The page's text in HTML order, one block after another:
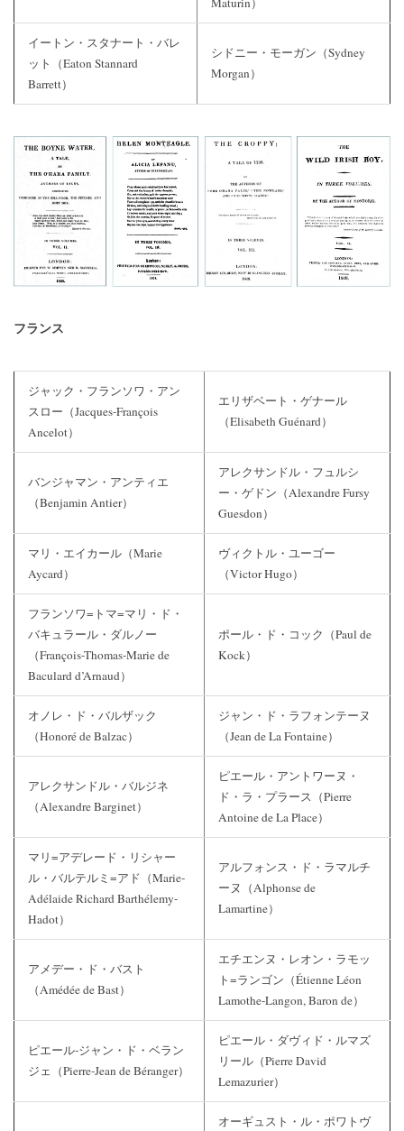
イートン・スタナート・バレ
ット（Eaton Stannard
Barrett）
シドニー・モーガン（Sydney
Morgan）
フランス
ジャック・フランソワ・アン
スロー（Jacques-François
Ancelot）
エリザベート・ゲナール
（Elisabeth Guénard）
バンジャマン・アンティエ
（Benjamin Antier）
アレクサンドル・フュルシ
ー・ゲドン（Alexandre Fursy
Guesdon）
マリ・エイカール（Marie
Aycard）
ヴィクトル・ユーゴー
（Victor Hugo）
フランソワ=トマ=マリ・ド・
バキュラール・ダルノー
（François-Thomas-Marie de
Baculard d’Arnaud）
ポール・ド・コック（Paul de
Kock）
オノレ・ド・バルザック
（Honoré de Balzac）
ジャン・ド・ラフォンテーヌ
（Jean de La Fontaine）
アレクサンドル・バルジネ
（Alexandre Barginet）
ピエール・アントワーヌ・
ド・ラ・プラース（Pierre
Antoine de La Place）
マリ=アデレード・リシャー
ル・バルテルミ=アド（Marie-
Adélaide Richard Barthélemy-
Hadot）
アルフォンス・ド・ラマルチ
ーヌ（Alphonse de
Lamartine）
アメデー・ド・バスト
（Amédée de Bast）
エチエンヌ・レオン・ラモッ
ト=ランゴン（Étienne Léon
Lamothe-Langon, Baron de）
ピエール-ジャン・ド・ベラン
ジェ（Pierre-Jean de Béranger）
ピエール・ダヴィド・ルマズ
リール（Pierre David
Lemazurier）
オーギュスト・ル・ポワトヴ